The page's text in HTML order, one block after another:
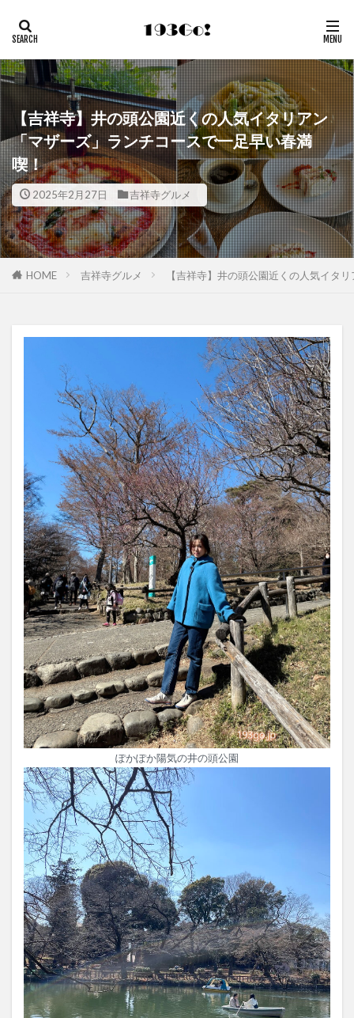
【吉祥寺】井の頭公園近くの人気イタリアン
「マザーズ」ランチコースで一足早い春満
喫！
2025年2月27日 吉祥寺グルメ
HOME 吉祥寺グルメ 【吉祥寺】井の頭公園近くの人気イタ
ぽかぽか陽気の井の頭公園